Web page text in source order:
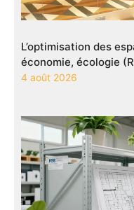
L’optimisation des
économie, écologie
4 août 2026